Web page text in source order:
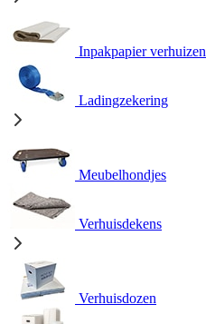
Inpakpapier verhuizen
Ladingzekering
Meubelhondjes
Verhuisdekens
Verhuisdozen